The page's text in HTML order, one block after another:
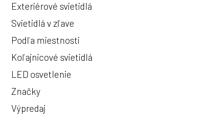
Exteriérové svietidlá
Svietidlá v zľave
Podľa miestnosti
Koľajnicové svietidlá
LED osvetlenie
Značky
Výpredaj